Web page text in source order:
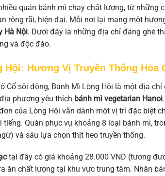
quán bánh mì chay chất lượng, từ những
rộng rãi, hiện đại. Mỗi nơi lại mang một
Hà Nội. Dưới đây là những địa chỉ đáng ghé
và độc đáo.
Hội: Hương Vị Truyền Thống Hòa
Cổ sôi động, Bánh Mì Lòng Hội là một địa
phương yêu thích bánh mì vegetarian Hanoi
của Lòng Hội vẫn dành một vị trí đặc biệt
tiếng. Quán phục vụ khoảng 8 loại bánh mì,
và sáu lựa chọn thịt heo truyền thống.
tại đây có giá khoảng 28.000 VND (tương
ăn chất lượng tại khu vực trung tâm. Nhân